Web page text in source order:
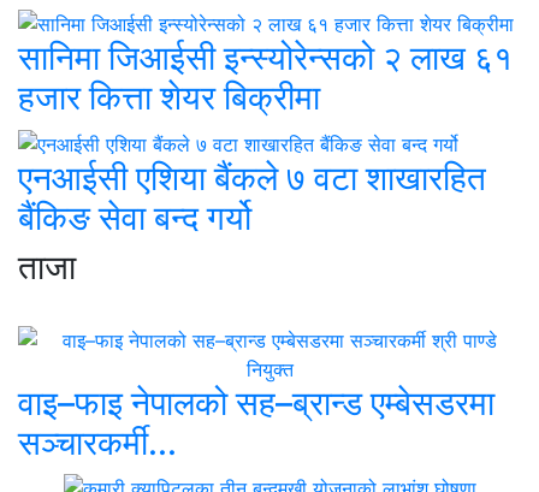
सानिमा जिआईसी इन्स्योरेन्सको २ लाख ६१
हजार कित्ता शेयर बिक्रीमा
एनआईसी एशिया बैंकले ७ वटा शाखारहित
बैंकिङ सेवा बन्द गर्यो
ताजा
वाइ–फाइ नेपालको सह–ब्रान्ड एम्बेसडरमा
सञ्चारकर्मी...